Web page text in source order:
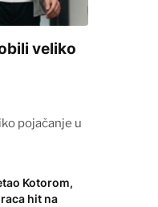
veliko
pojačanje u
Kotorom,
hit na